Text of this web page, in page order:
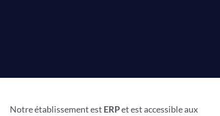
Notre établissement est ERPet est accessible aux